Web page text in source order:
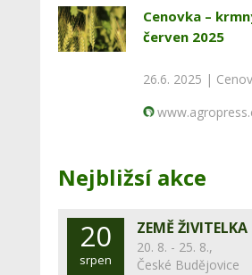
Cenovka –
červen 2025
26.6. 2025 |
Nejbližsí akce
20
srpen
ZEMĚ ŽIVITELKA
20. 8. - 25. 8.,
České Budějovice